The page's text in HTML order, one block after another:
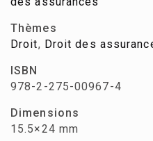
Thèmes
Droit, Droit des
ISBN
978-2-275-00967-4
Dimensions
15.5×24 mm